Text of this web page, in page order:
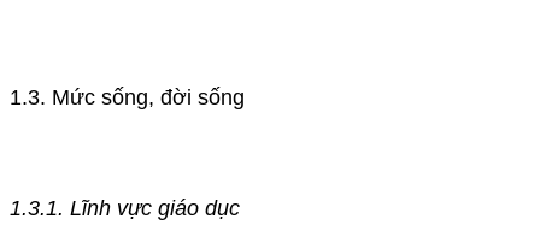
1.3. Mức sống, đời sống
1.3.1. Lĩnh vực giáo dục